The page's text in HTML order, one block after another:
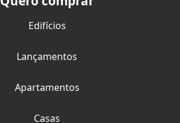
Edifícios
Lançamentos
Apartamentos
Casas